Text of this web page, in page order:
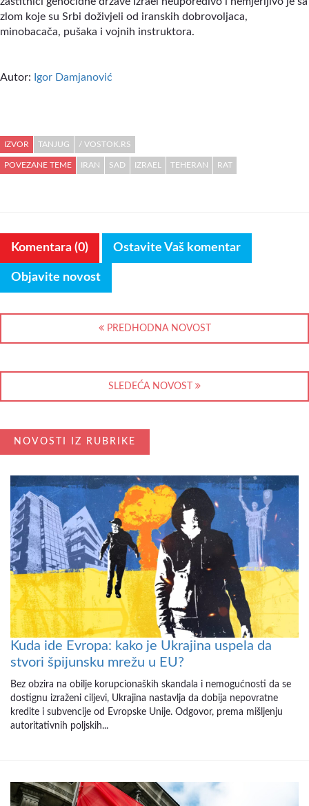
zlom koje su Srbi doživjeli od iranskih dobrovoljaca,
minobacača, pušaka i vojnih instruktora.
Autor: Igor Damjanović
IZVOR TANJUG / VOSTOK.RS
POVEZANE TEME IRAN SAD IZRAEL TEHERAN RAT
Komentara (0) Ostavite Vaš komentar
Objavite novost
PREDHODNA NOVOST
SLEDEĆA NOVOST
NOVOSTI IZ RUBRIKE
Kuda ide Evropa: kako je Ukrajina uspela da
stvori špijunsku mrežu u EU?
Bez obzira na obilje korupcionaških skandala i nemogućnosti da se
dostignu izraženi ciljevi, Ukrajina nastavlja da dobija nepovratne
kredite i subvencije od Evropske Unije. Odgovor, prema mišljenju
autoritativnih poljskih...